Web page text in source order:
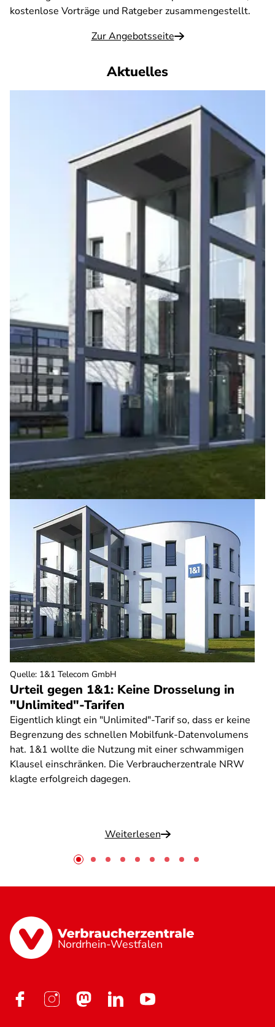
kostenlose Vorträge und Ratgeber zusammengestellt.
Zur Angebotsseite
Aktuelles
Urteil gegen 1&1: Keine Drosselung in
"Unlimited"-Tarifen
Eigentlich klingt ein "Unlimited"-Tarif so, dass er keine
Begrenzung des schnellen Mobilfunk-Datenvolumens
hat. 1&1 wollte die Nutzung mit einer schwammigen
Klausel einschränken. Die Verbraucherzentrale NRW
klagte erfolgreich dagegen.
Weiterlesen
Quelle: 1&1 Telecom GmbH
Nordrhein-Westfalen